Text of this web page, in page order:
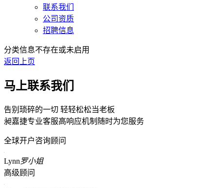
联系我们
公司资质
招聘信息
分类信息不存在或未启用
返回上页
马上联系我们
告别琐碎的一切 轻轻松松当老板
昶嘉捷专业客服高响应机制随时为您服务
全球开户咨询顾问
Lynn罗小姐
高级顾问